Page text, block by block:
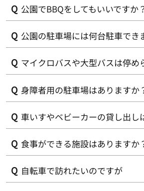
申し訳ございませんがこちらの公園で
公園でBBQをしてもいいですか
申し訳ございませんが公園内では火気
公園の駐車場には何台駐車でき
普通車35台、身障者用1台、中型車2台
です。
マイクロバスや大型バスは停め
幼稚園バス程度の小型バスのご利用は
身障者用の駐車場はありますか
身障者用１台駐車できます。
車いすやベビーカーの貸し出し
車いす・ベビーカーともに各１台、公
食事ができる施設はありますか
食事のできる施設はございませんが、
自転車で訪れたいのですが